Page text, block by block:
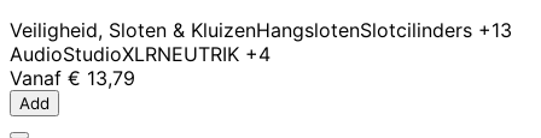
Veiligheid, Sloten & KluizenHangslotenSlotcilinders +13
AudioStudioXLRNEUTRIK +4
Vanaf € 13,79
Add